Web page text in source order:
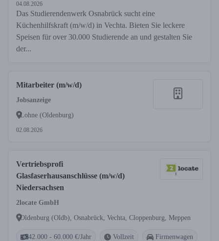
04.08.2026
Das Studierendenwerk Osnabrück sucht eine
Küchenhilfskraft (m/w/d) in Vechta. Bieten Sie leckere
Speisen für over 30.000 Studierende an und gestalten Sie
der...
Mitarbeiter (m/w/d)
Jobsanzeige
Lohne (Oldenburg)
02.08.2026
Vertriebsprofi
Glasfaserhausanschlüsse (m/w/d)
Niedersachsen
2locate GmbH
Oldenburg (Oldb), Osnabrück, Vechta, Cloppenburg, Meppen
42.000 - 60.000 €/Jahr Vollzeit Firmenwagen